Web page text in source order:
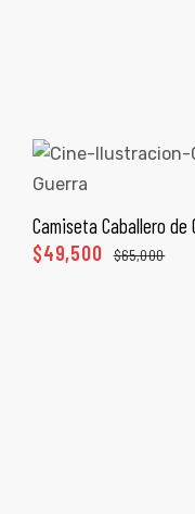
Camiseta Caballero de
$65,000
$49,500